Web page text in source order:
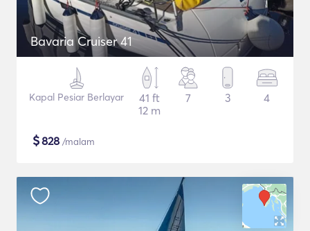
Bavaria Cruiser 41
Kapal Pesiar Berlayar
41 ft
12 m
7 3 4
$828 /malam